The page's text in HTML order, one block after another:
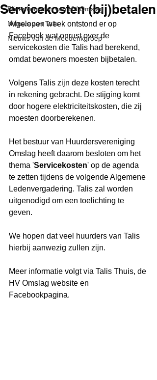
Bijeenkomsten van HV Omslag
Nieuws van Talis
Nieuws van de Meedenkgroep
Servicekosten (bij)betalen
Afgelopen week ontstond er op
Facebook wat onrust over de
servicekosten die Talis had berekend,
omdat bewoners moesten bijbetalen.
Volgens Talis zijn deze kosten terecht
in rekening gebracht. De stijging komt
door hogere elektriciteitskosten, die zij
moesten doorberekenen.
Het bestuur van Huurdersvereniging
Omslag heeft daarom besloten om het
thema 'Servicekosten' op de agenda
te zetten tijdens de volgende Algemene
Ledenvergadering. Talis zal worden
uitgenodigd om een toelichting te
geven.
We hopen dat veel huurders van Talis
hierbij aanwezig zullen zijn.
Meer informatie volgt via Talis Thuis, de
HV Omslag website en
Facebookpagina.